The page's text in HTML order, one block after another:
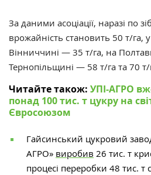
За даними асоціації, наразі по
врожайність становить 50 т/га,
Вінниччині — 35 т/га, на
Тернопільщині — 58 т/га та 70
Читайте також: УПІ-АГРО
понад 100 тис. т цукру на
Євросоюзом
Гайсинський цукровий
АГРО» виробив 26 тис. т
процесі переробки 48 тис. т